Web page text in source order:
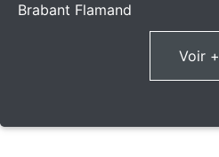
Brabant Flamand
Voir +